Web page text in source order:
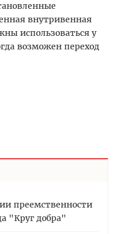
внутривенная
использоваться у
возможен переход
преемственности
"Круг добра"